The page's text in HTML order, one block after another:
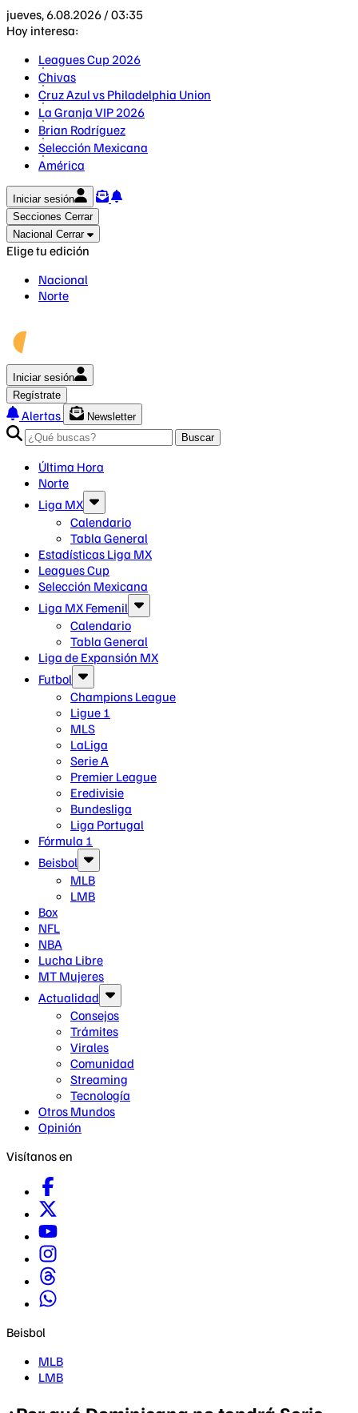
jueves, 6.08.2026 / 03:35
Hoy interesa:
Leagues Cup 2026
Chivas
Cruz Azul vs Philadelphia Union
La Granja VIP 2026
Brian Rodríguez
Selección Mexicana
América
Iniciar sesión
Secciones Cerrar
Nacional Cerrar
Elige tu edición
Nacional
Norte
Iniciar sesión
Regístrate
Alertas
Newsletter
Buscar
Última Hora
Norte
Liga MX
Calendario
Tabla General
Estadísticas Liga MX
Leagues Cup
Selección Mexicana
Liga MX Femenil
Calendario
Tabla General
Liga de Expansión MX
Futbol
Champions League
Ligue 1
MLS
LaLiga
Serie A
Premier League
Eredivisie
Bundesliga
Liga Portugal
Fórmula 1
Beisbol
MLB
LMB
Box
NFL
NBA
Lucha Libre
MT Mujeres
Actualidad
Consejos
Trámites
Virales
Comunidad
Streaming
Tecnología
Otros Mundos
Opinión
Visítanos en
Beisbol
MLB
LMB